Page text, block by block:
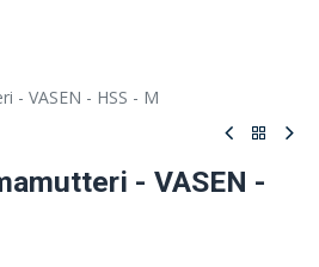
- VASEN - HSS - M
- VASEN -